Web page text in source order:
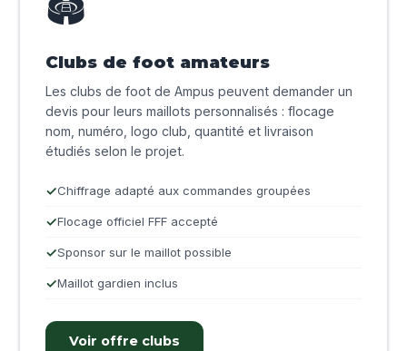
Clubs de foot amateurs
Les clubs de foot de Ampus peuvent demander un
devis pour leurs maillots personnalisés : flocage
nom, numéro, logo club, quantité et livraison
étudiés selon le projet.
Chiffrage adapté aux commandes groupées
Flocage officiel FFF accepté
Sponsor sur le maillot possible
Maillot gardien inclus
Voir offre clubs